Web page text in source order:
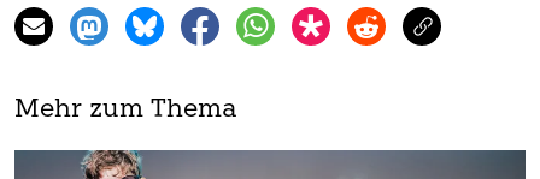
Mehr zum Thema